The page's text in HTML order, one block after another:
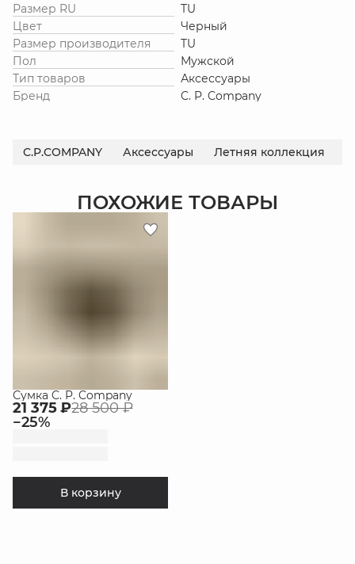
Размер RU
TU
Цвет
Черный
Размер производителя
TU
Пол
Мужской
Тип товаров
Аксессуары
Бренд
C. P. Company
C.P.COMPANY Аксессуары Летняя коллекция
ПОХОЖИЕ ТОВАРЫ
Сумка C. P. Company
21 375 ₽28 500 ₽
−25%
В корзину